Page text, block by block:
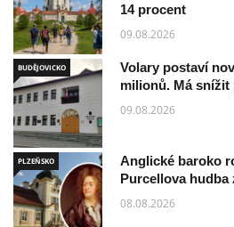
14 procent
09.08.2026
BUDĚJOVICKO
Volary postaví
milionů. Má
09.08.2026
PLZEŇSKO
Anglické baroko
Purcellova hudba
08.08.2026